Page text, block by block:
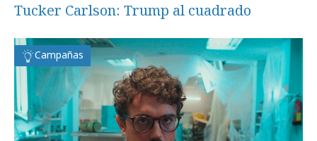
Tucker Carlson: Trump al cuadrado
Campañas